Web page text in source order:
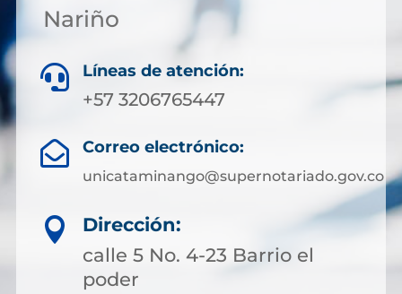
Nariño
 Líneas de atención:
+57 3206765447
 Correo electrónico:
unicataminango@supernotariado.gov.co

Dirección:
calle 5 No. 4-23 Barrio el
poder